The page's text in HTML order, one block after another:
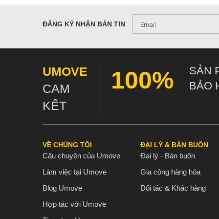
Cách chọn
Để mái
Để tay lên
trí sẽ cần
Mái có
nên lưu ý
ĐĂNG KÝ NHẬN BẢN TIN
UMOVE
CAM
KẾT
100%
SẢN
BẢO
VỀ CHÚNG TÔI
Câu chuyện của Umove
Làm việc tại Umove
Blog Umove
Hợp tác với Umove
ĐẠI LÝ & BÁN BUÔN
Đại lý - Bán buôn
Gia công hàng hóa
Đối tác & Khác hàng